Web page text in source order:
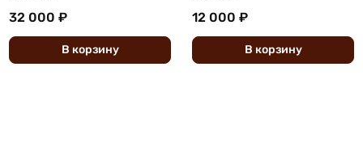
32 000 ₽
В корзину
12 000 ₽
В корзину